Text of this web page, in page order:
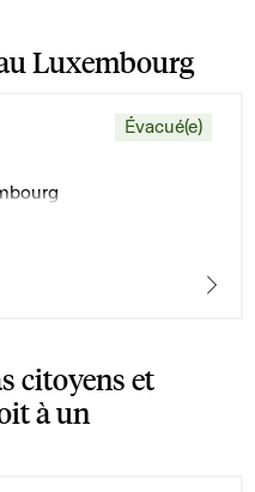
Luxembourg
Évacué(e)
citoyens et
à un